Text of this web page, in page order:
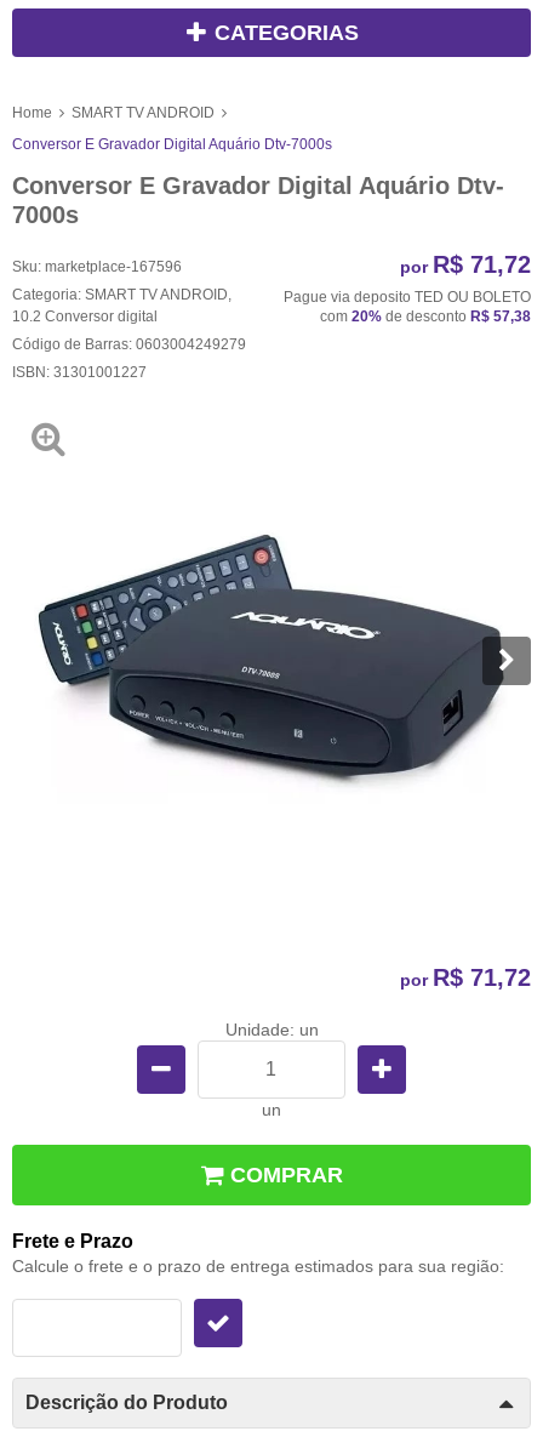
CATEGORIAS
Home
SMART TV ANDROID
Conversor E Gravador Digital Aquário Dtv-7000s
Conversor E Gravador Digital Aquário Dtv-
7000s
Sku: marketplace-167596
Categoria: SMART TV ANDROID
10.2 Conversor digital
Código de Barras: 0603004249279
ISBN: 31301001227
por R$ 71,72
Pague via deposito TED OU BOLETO
com 20% de desconto R$ 57,38
por R$ 71,72
Unidade: un
un
COMPRAR
Frete e Prazo
Calcule o frete e o prazo de entrega estimados para sua região:
Descrição do Produto